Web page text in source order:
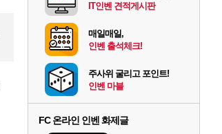
IT인벤 견적게시판
매일매일,
인벤 출석체크!
주사위 굴리고 포인트!
인벤 마블
FC 온라인 인벤 화제글